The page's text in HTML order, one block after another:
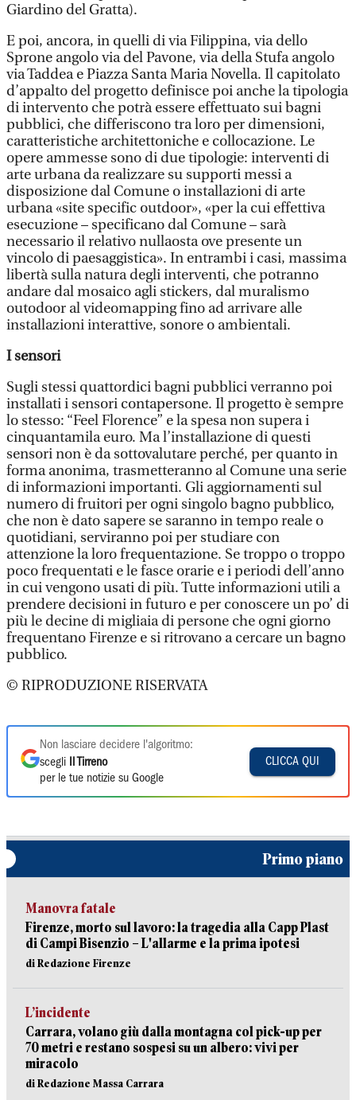
Giardino del Gratta).
E poi, ancora, in quelli di via Filippina, via dello
Sprone angolo via del Pavone, via della Stufa angolo
via Taddea e Piazza Santa Maria Novella. Il capitolato
d’appalto del progetto definisce poi anche la tipologia
di intervento che potrà essere effettuato sui bagni
pubblici, che differiscono tra loro per dimensioni,
caratteristiche architettoniche e collocazione. Le
opere ammesse sono di due tipologie: interventi di
arte urbana da realizzare su supporti messi a
disposizione dal Comune o installazioni di arte
urbana «site specific outdoor», «per la cui effettiva
esecuzione – specificano dal Comune – sarà
necessario il relativo nullaosta ove presente un
vincolo di paesaggistica». In entrambi i casi, massima
libertà sulla natura degli interventi, che potranno
andare dal mosaico agli stickers, dal muralismo
outodoor al videomapping fino ad arrivare alle
installazioni interattive, sonore o ambientali.
I sensori
Sugli stessi quattordici bagni pubblici verranno poi
installati i sensori contapersone. Il progetto è sempre
lo stesso: “Feel Florence” e la spesa non supera i
cinquantamila euro. Ma l’installazione di questi
sensori non è da sottovalutare perché, per quanto in
forma anonima, trasmetteranno al Comune una serie
di informazioni importanti. Gli aggiornamenti sul
numero di fruitori per ogni singolo bagno pubblico,
che non è dato sapere se saranno in tempo reale o
quotidiani, serviranno poi per studiare con
attenzione la loro frequentazione. Se troppo o troppo
poco frequentati e le fasce orarie e i periodi dell’anno
in cui vengono usati di più. Tutte informazioni utili a
prendere decisioni in futuro e per conoscere un po’ di
più le decine di migliaia di persone che ogni giorno
frequentano Firenze e si ritrovano a cercare un bagno
pubblico.
© RIPRODUZIONE RISERVATA
Non lasciare decidere l'algoritmo:
scegli
Il Tirreno
per le tue notizie su Google
CLICCA QUI
Primo piano
Manovra fatale
Firenze, morto sul lavoro: la tragedia alla Capp Plast
di Campi Bisenzio – L'allarme e la prima ipotesi
di Redazione Firenze
L’incidente
Carrara, volano giù dalla montagna col pick-up per
70 metri e restano sospesi su un albero: vivi per
miracolo
di Redazione Massa Carrara